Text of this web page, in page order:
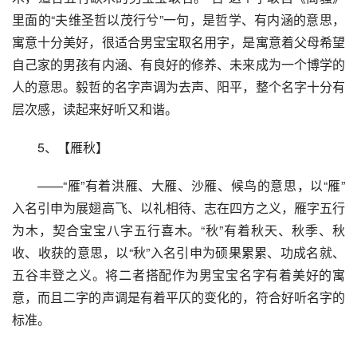
里面的“夫维圣哲以茂行兮”一句，是哲学、有内涵的意思，
寓意十分美好，很适合男宝宝取名用字，是寓意着父母希望
自己家的男孩有内涵、有良好的修养、未来成为一个博学的
人的意思。毅哲的名字声调为去声、阳平，整个名字十分有
层次感，读起来好听又和谐。
5、【雁秋】
——“雁”有着洪雁、大雁、沙雁、候鸟的意思，以“雁”
入名引申为展翅高飞、以礼相待、志在四方之义，雁字五行
为木，契合宝宝八字五行喜木。“秋”有着秋天、秋季、秋
收、收获的意思，以“秋”入名引申为硕果累累、功成名就、
五谷丰登之义。将二者搭配作为男宝宝名字有着美好的寓
意，而且二字的声调是有着平仄的变化的，符合好听名字的
标准。